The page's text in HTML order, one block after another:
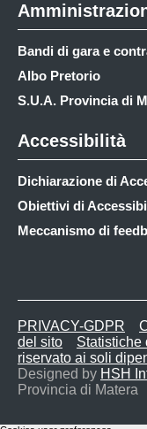
Bandi di gara e
Albo Pretorio
S.U.A. Provincia di
Accessibilità
Dichiarazione di
Obiettivi di
Meccanismo di
PRIVACY-GDPR
del sito
Statistiche
riservato ai soli
Designed by HSH
Provincia di Matera